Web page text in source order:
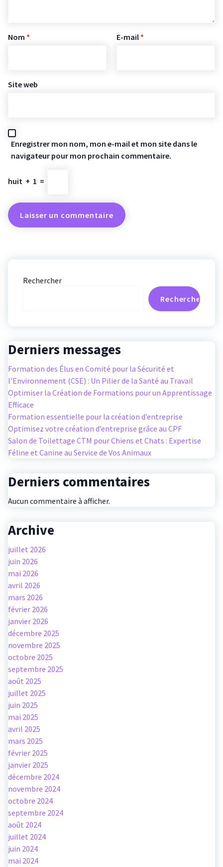
Nom * E-mail *
Site web
Enregistrer mon nom, mon e-mail et mon site dans le
navigateur pour mon prochain commentaire.
huit + 1 =
Rechercher
Rechercher
Derniers messages
Formation des Élus en Comité pour la Sécurité et
l’Environnement (CSE) : Un Pilier de la Santé au Travail
Optimiser la Création de Formations pour un Apprentissage
Efficace
Formation essentielle pour la création d’entreprise
Optimisez votre création d’entreprise grâce au CPF
Salon de Toilettage CTM pour Chiens et Chats : Expertise
Féline et Canine au Service de Vos Animaux
Derniers commentaires
Aucun commentaire à afficher.
Archive
juillet 2026
juin 2026
mai 2026
avril 2026
mars 2026
février 2026
janvier 2026
décembre 2025
novembre 2025
octobre 2025
septembre 2025
août 2025
juillet 2025
juin 2025
mai 2025
avril 2025
mars 2025
février 2025
janvier 2025
décembre 2024
novembre 2024
octobre 2024
septembre 2024
août 2024
juillet 2024
juin 2024
mai 2024